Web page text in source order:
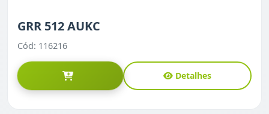
GRR 512 AUKC
Cód: 116216
Detalhes